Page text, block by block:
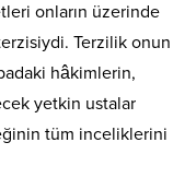
onların üzerinde
Terzilik onun
hâkimlerin,
yetkin ustalar
tüm inceliklerini